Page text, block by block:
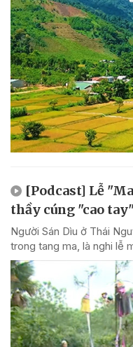
[Podcast] Lễ
thầy cúng "cao
Người Sán Dìu ở Thái
trong tang ma, là nghi lễ